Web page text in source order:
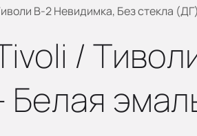
В-2 Невидимка, Без стекла
/